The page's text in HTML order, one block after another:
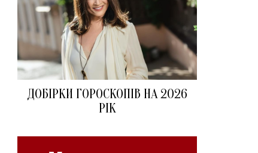
ДОБІРКИ ГОРОСКОПІВ НА 2026
РІК